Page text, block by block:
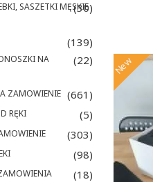
SASZETKI MĘSKIE
(30)
(139)
NA
(22)
ZAMOWIENIE (661)
RĘKI (5)
(303)
(98)
(18)
New